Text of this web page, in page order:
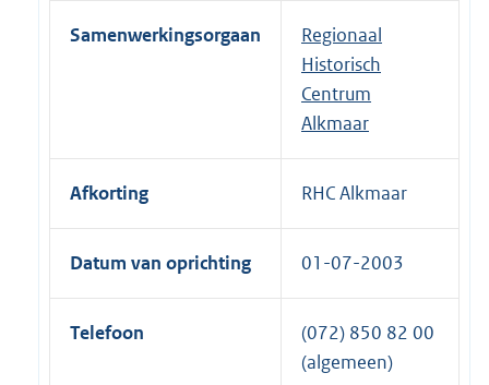
Samenwerkingsorgaan
Regionaal
Historisch
Centrum
Alkmaar
Afkorting RHC Alkmaar
Datum van oprichting 01-07-2003
Telefoon
(072) 850 82 00
(algemeen)